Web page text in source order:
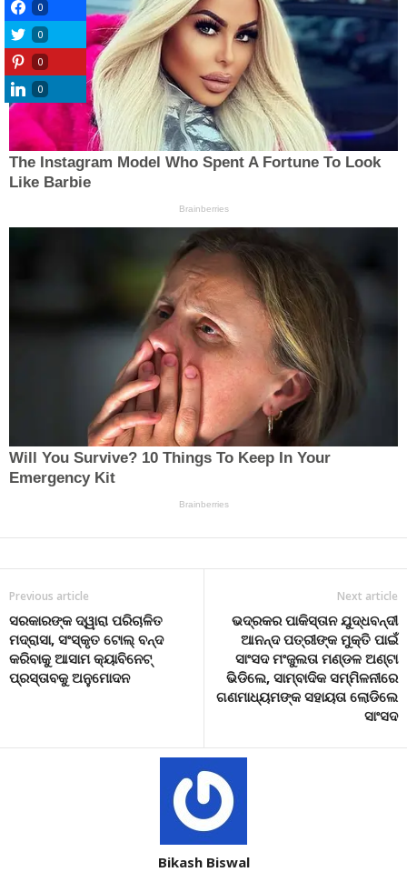
Previous article
ସରକାରଙ୍କ ଦ୍ୱାରା ପରିଚାଳିତ
ମଦ୍ରାସା, ସଂସ୍କୃତ ଟୋଲ୍ ବନ୍ଦ
କରିବାକୁ ଆସାମ କ୍ୟାବିନେଟ୍
ପ୍ରସ୍ତାବକୁ ଅନୁମୋଦନ
Next article
ଭଦ୍ରକର ପାକିସ୍ତାନ ଯୁଦ୍ଧବନ୍ଦୀ
ଆନନ୍ଦ ପତ୍ରୀଙ୍କ ମୁକ୍ତି ପାଇଁ
ସାଂସଦ ମଂଜୁଲତା ମଣ୍ଡଳ ଅଣ୍ଟା
ଭିଡିଲେ, ସାମ୍ବାଦିକ ସମ୍ମିଳନୀରେ
ଗଣମାଧ୍ୟମଙ୍କ ସହାୟତା ଲୋଡିଲେ
ସାଂସଦ
Bikash Biswal
0
0
0
0